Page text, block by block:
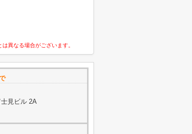
異なる場合がございます。
見ビル 2A